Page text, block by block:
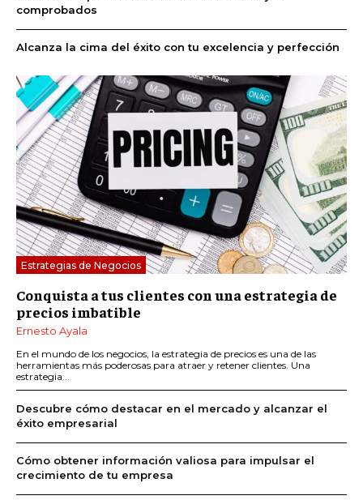
comprobados
Alcanza la cima del éxito con tu excelencia y perfección
Estrategias de Negocios
Conquista a tus clientes con una estrategia de
precios imbatible
Ernesto Ayala
En el mundo de los negocios, la estrategia de precios es una de las
herramientas más poderosas para atraer y retener clientes. Una
estrategia...
Descubre cómo destacar en el mercado y alcanzar el
éxito empresarial
Cómo obtener información valiosa para impulsar el
crecimiento de tu empresa